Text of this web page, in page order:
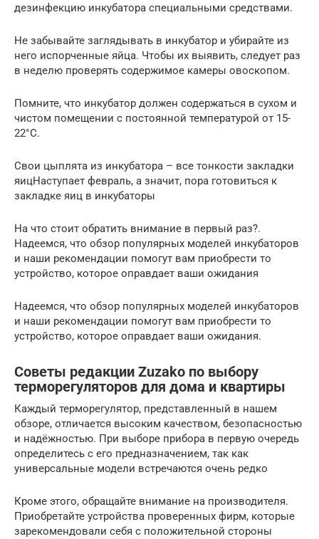
дезинфекцию инкубатора специальными средствами.
Не забывайте заглядывать в инкубатор и убирайте из
него испорченные яйца. Чтобы их выявить, следует раз
в неделю проверять содержимое камеры овоскопом.
Помните, что инкубатор должен содержаться в сухом и
чистом помещении с постоянной температурой от 15-
22°C.
Свои цыплята из инкубатора – все тонкости закладки
яицНаступает февраль, а значит, пора готовиться к
закладке яиц в инкубаторы
На что стоит обратить внимание в первый раз?.
Надеемся, что обзор популярных моделей инкубаторов
и наши рекомендации помогут вам приобрести то
устройство, которое оправдает ваши ожидания
Надеемся, что обзор популярных моделей инкубаторов
и наши рекомендации помогут вам приобрести то
устройство, которое оправдает ваши ожидания.
Советы редакции Zuzako по выбору
терморегуляторов для дома и квартиры
Каждый терморегулятор, представленный в нашем
обзоре, отличается высоким качеством, безопасностью
и надёжностью. При выборе прибора в первую очередь
определитесь с его предназначением, так как
универсальные модели встречаются очень редко
Кроме этого, обращайте внимание на производителя.
Приобретайте устройства проверенных фирм, которые
зарекомендовали себя с положительной стороны